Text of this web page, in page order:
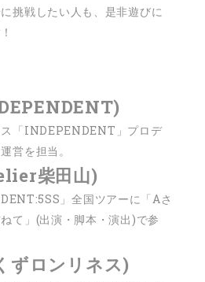
挑戦したい人も、是非遊びに
ス「INDEPENDENT」プロデ
営を担当。
柴田山)
」全国ツアーに「Aさ
て」(出演・脚本・演出)で参
ずロンリネス)